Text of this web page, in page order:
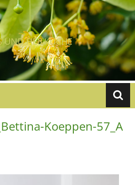
UND HEILKÜCHE
Koeppen-57_A